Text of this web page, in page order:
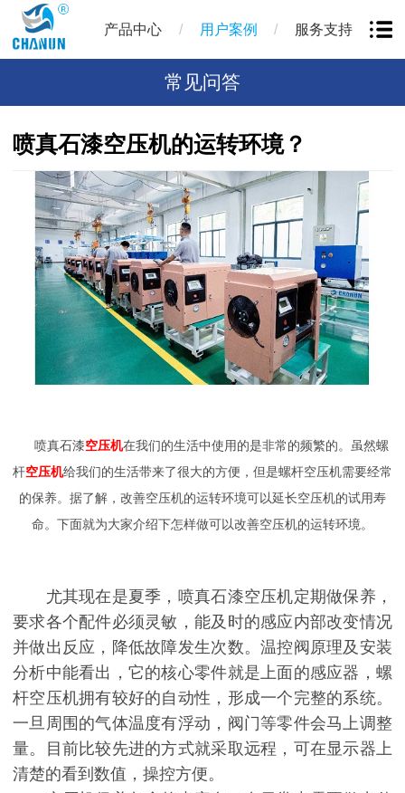
产品中心 / 用户案例 / 服务支持
常见问答
喷真石漆空压机的运转环境？
喷真石漆空压机在我们的生活中使用的是非常的频繁的。虽然螺
杆空压机给我们的生活带来了很大的方便，但是螺杆空压机需要经常
的保养。据了解，改善空压机的运转环境可以延长空压机的试用寿
命。下面就为大家介绍下怎样做可以改善空压机的运转环境。
尤其现在是夏季， 喷真石漆空压机定期做保养，
要求各个配件必须灵敏，能及时的感应内部改变情况
并做出反应，降低故障发生次数。温控阀原理及安装
分析中能看出，它的核心零件就是上面的感应器， 螺
杆空压机拥有较好的自动性，形成一个完整的系统。
一旦周围的气体温度有浮动，阀门等零件会马上调整
量。目前比较先进的方式就采取远程，可在显示器上
清楚的看到数值，操控方便。